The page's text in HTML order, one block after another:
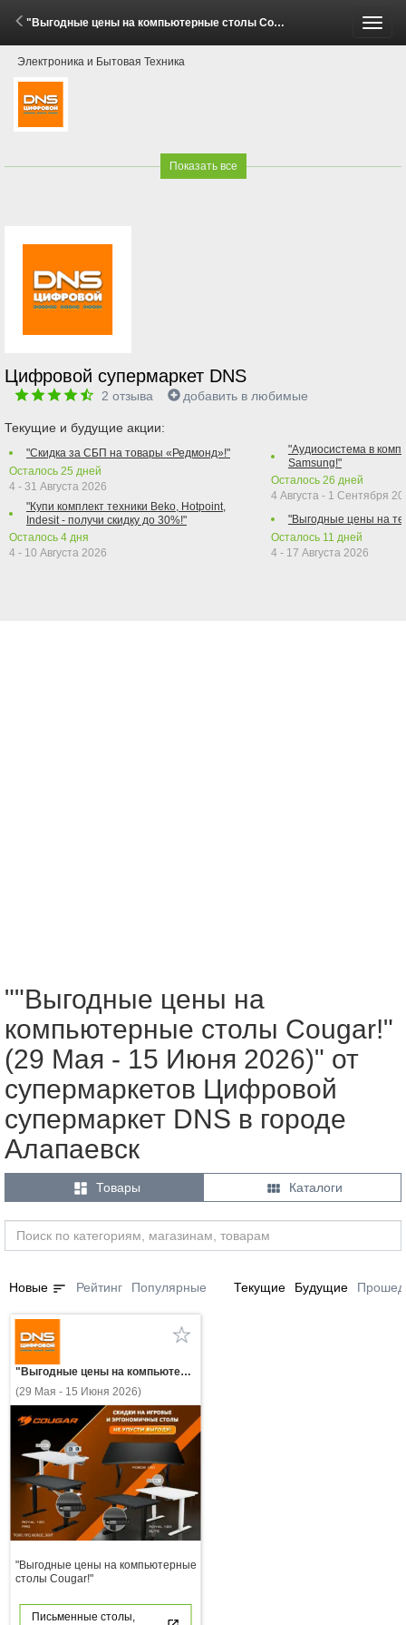
"Выгодные цены на компьютерные столы Cougar!" (29 Мая - 15 Июня 2026)
Электроника и Бытовая Техника
Показать все
Цифровой супермаркет DNS
2 отзыва добавить в любимые
Текущие и будущие акции:
"Скидка за СБП на товары «Редмонд»!"
Осталось 25 дней
4 - 31 Августа 2026
"Купи комплект техники Beko, Hotpoint,
Indesit - получи скидку до 30%!"
Осталось 4 дня
4 - 10 Августа 2026
"Аудиосистема в
Samsung!"
Осталось 26 дней
4 Августа - 1 Сентября
"Выгодные цены на
Осталось 11 дней
4 - 17 Августа 2026
""Выгодные цены на
компьютерные столы Cougar!"
(29 Мая - 15 Июня 2026)" от
супермаркетов Цифровой
супермаркет DNS в городе
Алапаевск
 Товары  Каталоги
Новые sort Рейтинг Популярные Текущие Будущие
"Выгодные цены на компьютерные столы Cougar!"
(29 Мая - 15 Июня 2026)
"Выгодные цены на компьютерные
столы Cougar!"
Письменные столы,